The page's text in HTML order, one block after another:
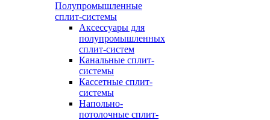
Полупромышленные
сплит-системы
Аксессуары для
полупромышленных
сплит-систем
Канальные сплит-
системы
Кассетные сплит-
системы
Напольно-
потолочные сплит-